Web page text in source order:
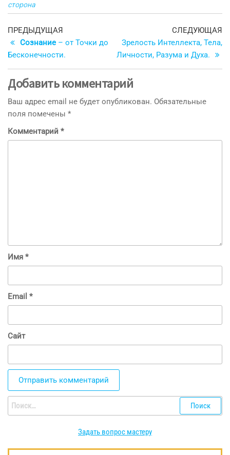
сторона
Навигация
по
записям
Предыдущая
запись
ПРЕДЫДУЩАЯ
Сознание– от Точки до
Бесконечности.
СЛЕДУЮЩАЯ
Зрелость Интеллекта, Тела,
Личности, Разума и Духа.
Добавить комментарий
Ваш адрес email не будет опубликован. Обязательные
поля помечены *
Комментарий *
Имя *
Email *
Сайт
Найти:
Задать вопрос мастеру